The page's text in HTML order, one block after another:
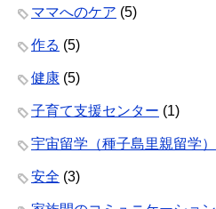
ママへのケア (5)
作る (5)
健康 (5)
子育て支援センター (1)
宇宙留学（種子島里親留学）
安全 (3)